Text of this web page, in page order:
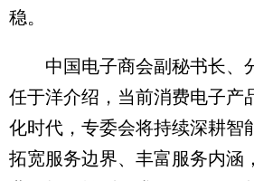
稳。
中国电子商会副秘书长、
任于洋介绍，当前消费电子产
化时代，专委会将持续深耕智
拓宽服务边界、丰富服务内涵